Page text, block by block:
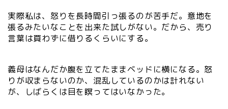
実際私は、怒りを長時間引っ張るのが苦手だ。意地を
張るみたいなことを出来た試しがない。だから、売り
言葉は買わずに借りるくらいにする。
義母はなんだか腹を立てたままベッドに横になる。怒
りが収まらないのか、混乱しているのかは計れない
が、しばらくは目を瞑ってはいなかった。